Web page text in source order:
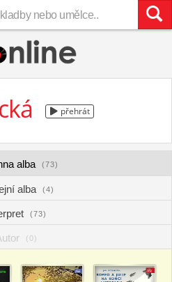
přehrát
alba (73)
alba (4)
(73)
(0)